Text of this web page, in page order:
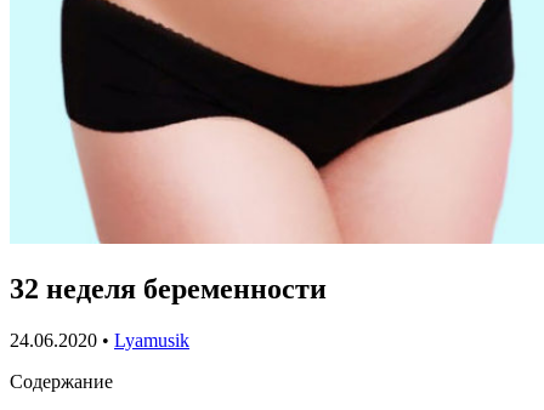
32 неделя беременности
24.06.2020 • Lyamusik
Содержание